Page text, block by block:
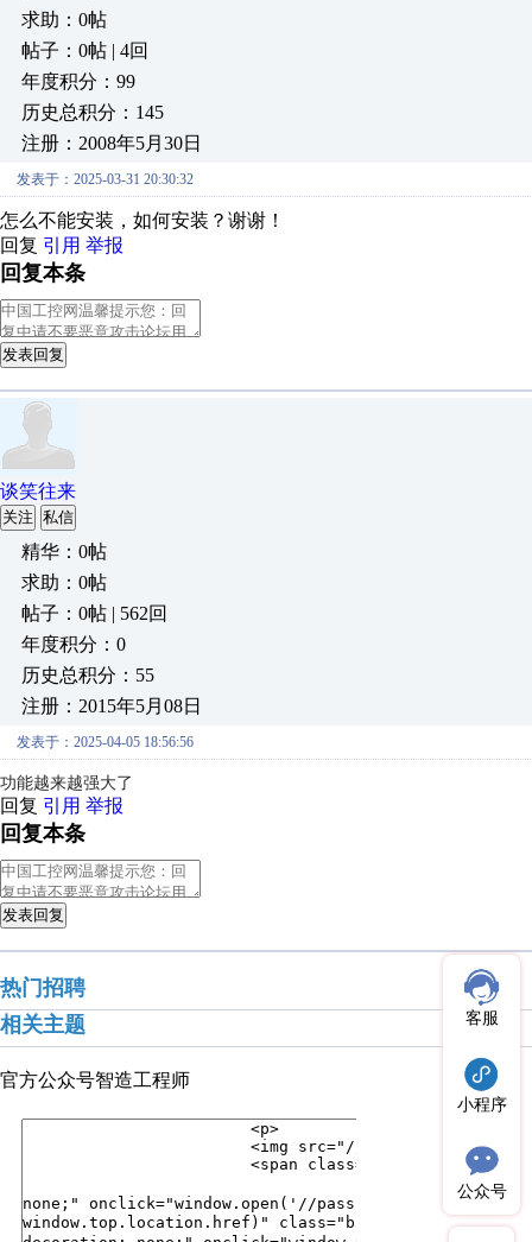
求助：0帖
帖子：0帖 | 4回
年度积分：99
历史总积分：145
注册：2008年5月30日
发表于：2025-03-31 20:30:32
怎么不能安装，如何安装？谢谢！
回复 引用 举报
回复本条
发表回复
谈笑往来
关注 私信
精华：0帖
求助：0帖
帖子：0帖 | 562回
年度积分：0
历史总积分：55
注册：2015年5月08日
发表于：2025-04-05 18:56:56
功能越来越强大了
回复 引用 举报
回复本条
发表回复
热门招聘
相关主题
官方公众号智造工程师
客服
小程序
公众号